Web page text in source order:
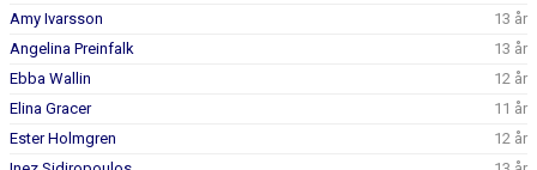
TRUPPEN
BILDGALLERI
Amy Ivarsson
13 år
Angelina Preinfalk
13 år
Ebba Wallin
12 år
Elina Gracer
11 år
Ester Holmgren
12 år